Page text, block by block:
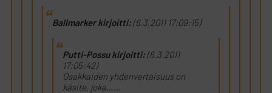
Ballmarker kirjoitti:(6.3.2011 17:09:15)
Putti-Possu kirjoitti:(6.3.2011
17:05:42)
Osakkaiden yhdenvertaisuus on
käsite, joka……